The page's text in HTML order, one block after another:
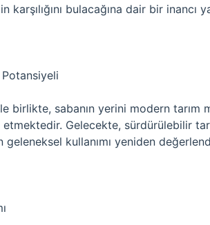
karşılığını bulacağına dair bir inancı
birlikte, sabanın yerini modern tarım
Gelecekte, sürdürülebilir
geleneksel kullanımı yeniden